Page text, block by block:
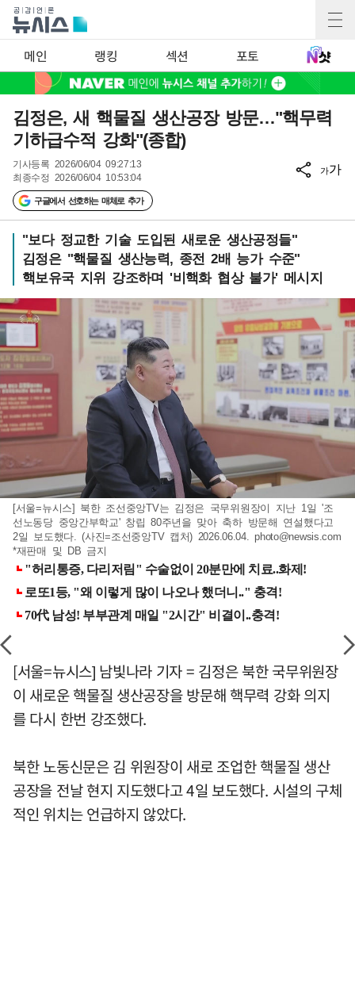
메인 랭킹 섹션 포토
김정은, 새 핵물질 생산공장 방문…"핵무력
기하급수적 강화"(종합)
기사등록 2026/06/04 09:27:13
최종수정 2026/06/04 10:53:04
구글에서 선호하는 매체로 추가
가가
"보다 정교한 기술 도입된 새로운 생산공정들"
김정은 "핵물질 생산능력, 종전 2배 능가 수준"
핵보유국 지위 강조하며 '비핵화 협상 불가' 메시지
[서울=뉴시스] 북한 조선중앙TV는 김정은 국무위원장이 지난 1일 '조
선노동당 중앙간부학교' 창립 80주년을 맞아 축하 방문해 연설했다고
2일 보도했다. (사진=조선중앙TV 캡처) 2026.06.04.photo@newsis.com
*재판매 및 DB 금지
[서울=뉴시스] 남빛나라 기자 = 김정은 북한 국무위원장
이 새로운 핵물질 생산공장을 방문해 핵무력 강화 의지
를 다시 한번 강조했다.
북한 노동신문은 김 위원장이 새로 조업한 핵물질 생산
공장을 전날 현지 지도했다고 4일 보도했다. 시설의 구체
적인 위치는 언급하지 않았다.